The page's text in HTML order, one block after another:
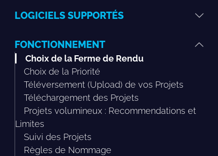
LOGICIELS SUPPORTÉS
FONCTIONNEMENT
Choix de la Ferme de Rendu
Choix de la Priorité
Téléversement (Upload) de vos Projets
Téléchargement des Projets
Projets volumineux : Recommendations et
Limites
Suivi des Projets
Règles de Nommage